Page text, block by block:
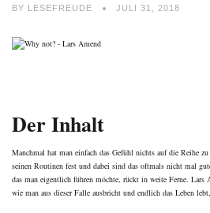
BY LESEFREUDE JULI 31, 2018
Der Inhalt
Manchmal hat man einfach das Gefühl nichts auf die Reihe
seinen Routinen fest und dabei sind das oftmals nicht mal
das man eigentlich führen möchte, rückt in weite Ferne.
wie man aus dieser Falle ausbricht und endlich das Leben